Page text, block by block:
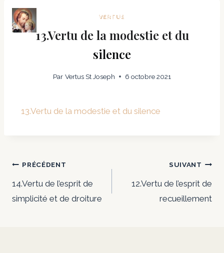
Vertus et prières en fraternité
VERTUS
13.Vertu de la modestie et du
silence
Par Vertus St Joseph 6 octobre 2021
13.Vertu de la modestie et du silence
PRÉCÉDENT
14.Vertu de l’esprit de
simplicité et de droiture
SUIVANT
12.Vertu de l’esprit de
recueillement